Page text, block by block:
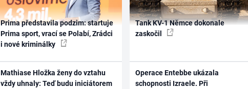
Prima představila podzim: startuje
Prima sport, vrací se Polabí, Zrádci
i nové kriminálky
Mathiase Hložka ženy do vztahu
vždy uhnaly: Teď budu iniciátorem
Tank KV-1 Němce dokonale
zaskočil
Operace Entebbe ukázala
schopnosti Izraele. Při